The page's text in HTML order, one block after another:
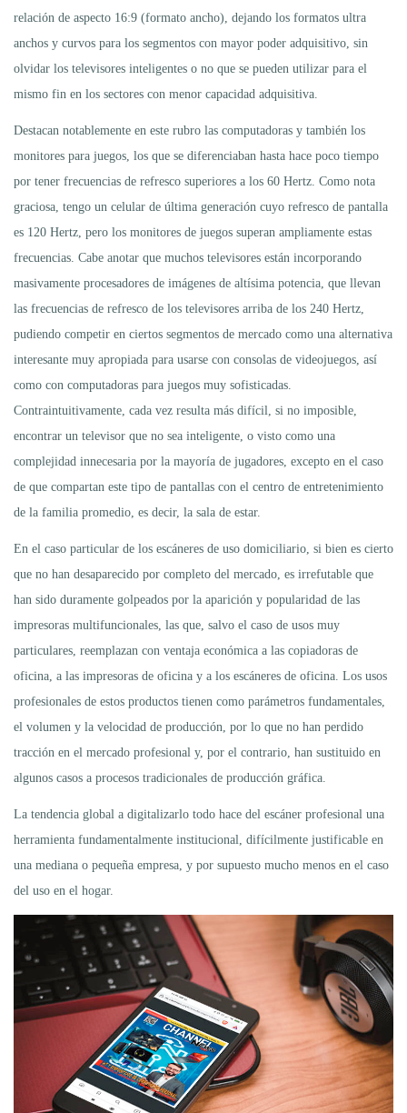
relación de aspecto 16:9 (formato ancho), dejando los formatos ultra
anchos y curvos para los segmentos con mayor poder adquisitivo, sin
olvidar los televisores inteligentes o no que se pueden utilizar para el
mismo fin en los sectores con menor capacidad adquisitiva.
Destacan notablemente en este rubro las computadoras y también los
monitores para juegos, los que se diferenciaban hasta hace poco tiempo
por tener frecuencias de refresco superiores a los 60 Hertz. Como nota
graciosa, tengo un celular de última generación cuyo refresco de pantalla
es 120 Hertz, pero los monitores de juegos superan ampliamente estas
frecuencias. Cabe anotar que muchos televisores están incorporando
masivamente procesadores de imágenes de altísima potencia, que llevan
las frecuencias de refresco de los televisores arriba de los 240 Hertz,
pudiendo competir en ciertos segmentos de mercado como una alternativa
interesante muy apropiada para usarse con consolas de videojuegos, así
como con computadoras para juegos muy sofisticadas.
Contraintuitivamente, cada vez resulta más difícil, si no imposible,
encontrar un televisor que no sea inteligente, o visto como una
complejidad innecesaria por la mayoría de jugadores, excepto en el caso
de que compartan este tipo de pantallas con el centro de entretenimiento
de la familia promedio, es decir, la sala de estar.
En el caso particular de los escáneres de uso domiciliario, si bien es cierto
que no han desaparecido por completo del mercado, es irrefutable que
han sido duramente golpeados por la aparición y popularidad de las
impresoras multifuncionales, las que, salvo el caso de usos muy
particulares, reemplazan con ventaja económica a las copiadoras de
oficina, a las impresoras de oficina y a los escáneres de oficina. Los usos
profesionales de estos productos tienen como parámetros fundamentales,
el volumen y la velocidad de producción, por lo que no han perdido
tracción en el mercado profesional y, por el contrario, han sustituido en
algunos casos a procesos tradicionales de producción gráfica.
La tendencia global a digitalizarlo todo hace del escáner profesional una
herramienta fundamentalmente institucional, difícilmente justificable en
una mediana o pequeña empresa, y por supuesto mucho menos en el caso
del uso en el hogar.